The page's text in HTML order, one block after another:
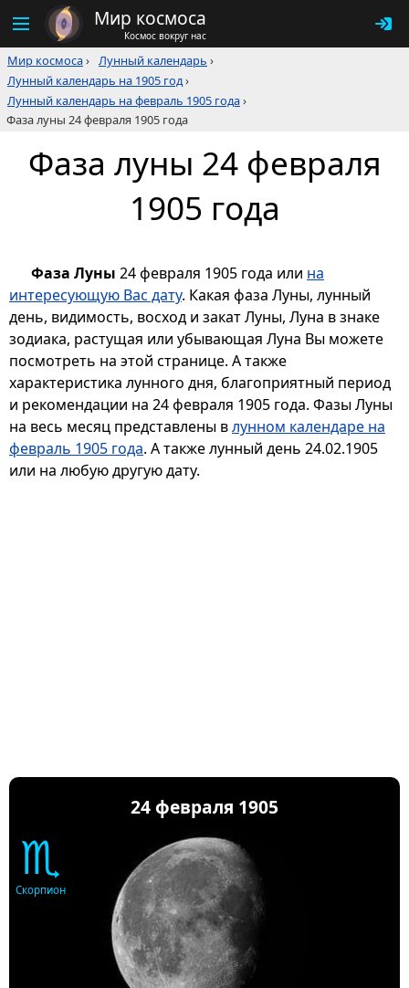
Мир космоса
Космос вокруг нас
Мир космоса› Лунный календарь ›
Лунный календарь на 1905 год›
Лунный календарь на февраль 1905 года›
Фаза луны 24 февраля 1905 года
Фаза луны 24 февраля
1905 года
Фаза Луны 24 февраля 1905 года или на
интересующую Вас дату. Какая фаза Луны, лунный
день, видимость, восход и закат Луны, Луна в знаке
зодиака, растущая или убывающая Луна Вы можете
посмотреть на этой странице. А также
характеристика лунного дня, благоприятный период
и рекомендации на 24 февраля 1905 года. Фазы Луны
на весь месяц представлены влунном календаре на
февраль 1905 года. А также лунный день 24.02.1905
или на любую другую дату.
24 февраля 1905
♏
Скорпион